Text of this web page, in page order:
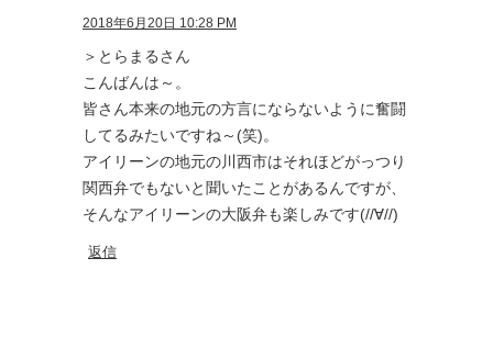
2018年6月20日 10:28 PM
＞とらまるさん
こんばんは～。
皆さん本来の地元の方言にならないように奮闘
してるみたいですね～(笑)。
アイリーンの地元の川西市はそれほどがっつり
関西弁でもないと聞いたことがあるんですが、
そんなアイリーンの大阪弁も楽しみです(//∀//)
返信